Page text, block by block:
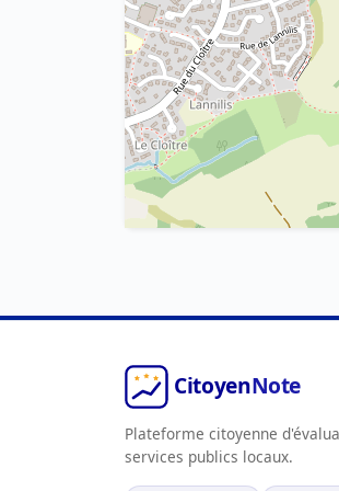
Plateforme citoyenne
services publics locaux.